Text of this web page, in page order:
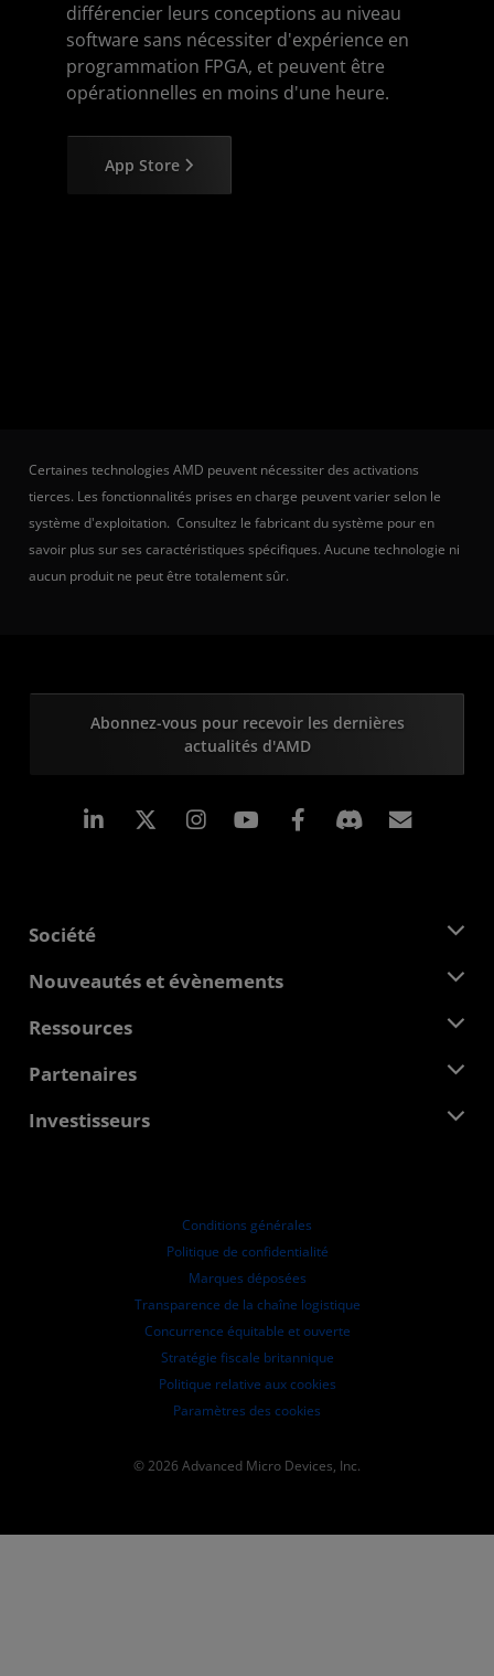
différencier leurs conceptions au niveau
software sans nécessiter d'expérience en
programmation FPGA, et peuvent être
opérationnelles en moins d'une heure.
App Store
Certaines technologies AMD peuvent nécessiter des activations
tierces. Les fonctionnalités prises en charge peuvent varier selon le
système d'exploitation. Consultez le fabricant du système pour en
savoir plus sur ses caractéristiques spécifiques. Aucune technologie ni
aucun produit ne peut être totalement sûr.
Abonnez-vous pour recevoir les dernières
actualités d'AMD
LinkedIn Instagram Facebook
Société
À propos d'AMD
Responsabilité d'entreprise
Carrières
Nous contacter
Nouveautés et évènements
Salle de presse
Médiathèque
Ressources
Centre pour les développeurs
Études de cas
Partenaires
Hub partenaires AMD
Investisseurs
Conseil d'administration
Documents de gouvernance
Dépôts auprès de la SEC
Conditions générales
Politique de confidentialité
Marques déposées
Transparence de la chaîne logistique
Concurrence équitable et ouverte
Stratégie fiscale britannique
Politique relative aux cookies
Paramètres des cookies
© 2026 Advanced Micro Devices, Inc.